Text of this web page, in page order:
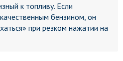
к топливу. Если
бензином, он
при резком нажатии на